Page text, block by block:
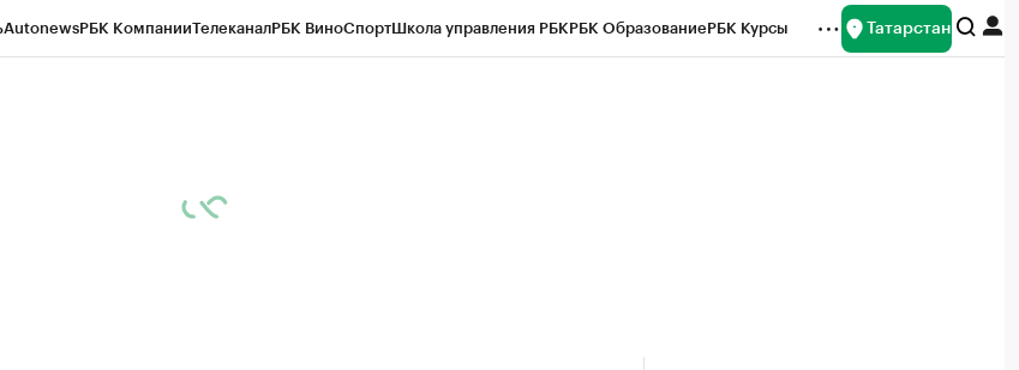
AutonewsРБК КомпанииТелеканалРБК ВиноСпортШкола управления РБКРБК ОбразованиеРБК Курсы Татарстан